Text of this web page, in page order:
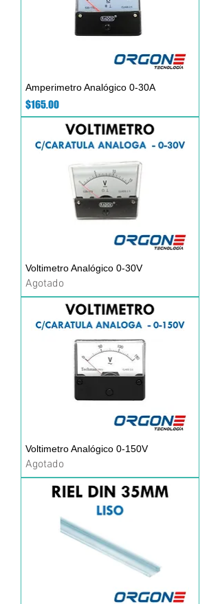
Amperimetro Analógico 0-30A
Precio
$165.00
Voltimetro Analógico 0-30V
Agotado
Voltimetro Analógico 0-150V
Agotado